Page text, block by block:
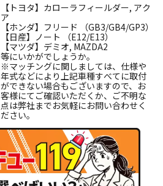
【トヨタ】カローラフィールダー, アク
ア
【ホンダ】フリード （GB3/GB4/GP3）
【日産】ノート （E12/E13）
【マツダ】デミオ, MAZDA2
等にいかがでしょうか。
※マッチングに関しましては、仕様や
年式などにより上記車種すべてに取付
ができない場合もございますので、お
客様にてご確認いただくか、ご不明な
点は弊社までお気軽にお問い合わせく
ださい。